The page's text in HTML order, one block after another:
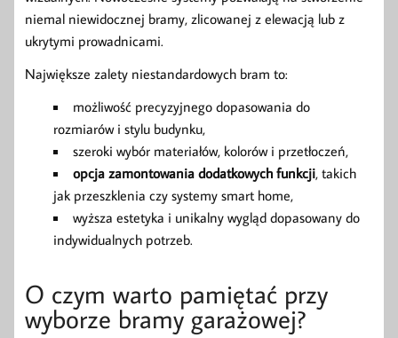
niemal niewidocznej bramy, zlicowanej z elewacją lub z
ukrytymi prowadnicami.
Największe zalety niestandardowych bram to:
możliwość precyzyjnego dopasowania do
rozmiarów i stylu budynku,
szeroki wybór materiałów, kolorów i przetłoczeń,
opcja zamontowania dodatkowych funkcji, takich
jak przeszklenia czy systemy smart home,
wyższa estetyka i unikalny wygląd dopasowany do
indywidualnych potrzeb.
O czym warto pamiętać przy
wyborze bramy garażowej?